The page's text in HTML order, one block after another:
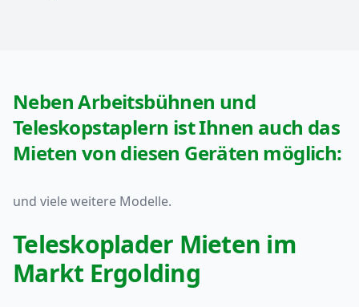
Neben Arbeitsbühnen und
Teleskopstaplern ist Ihnen auch das
Mieten von diesen Geräten möglich:
und viele weitere Modelle.
Teleskoplader Mieten im
Markt Ergolding